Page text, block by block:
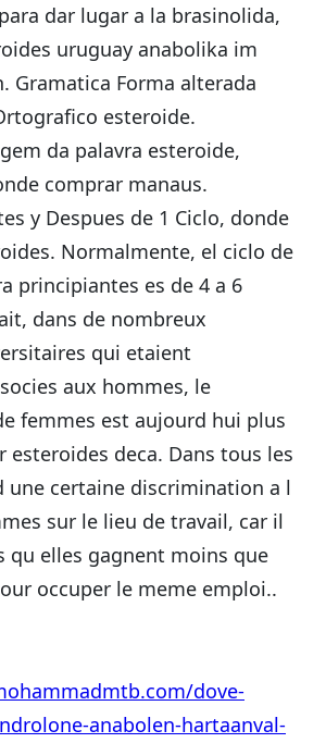
dar lugar a la brasinolida,
uruguay anabolika im
Gramatica Forma alterada
esteroide.
da palavra esteroide,
comprar manaus.
y Despues de 1 Ciclo, donde
Normalmente, el ciclo de
principiantes es de 4 a 6
dans de nombreux
qui etaient
aux hommes, le
femmes est aujourd hui plus
esteroides deca. Dans tous les
une certaine discrimination a l
sur le lieu de travail, car il
qu elles gagnent moins que
occuper le meme emploi..
dove-
anabolen-hartaanval-